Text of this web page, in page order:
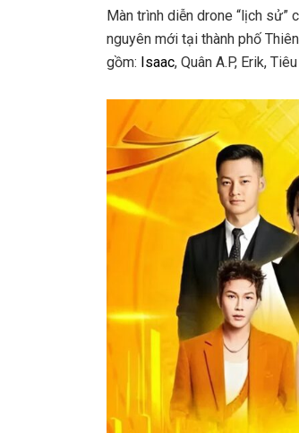
Màn trình diễn drone “lịch
nguyên mới tại thành phố
gồm: Isaac, Quân A.P, Erik,